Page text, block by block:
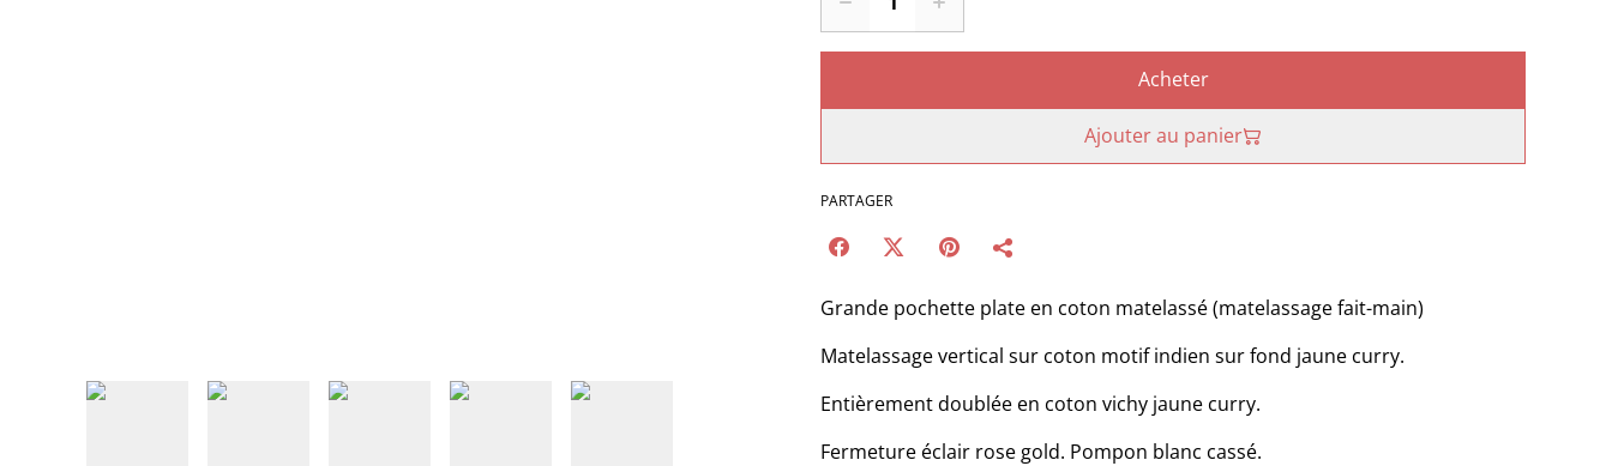
Acheter
Ajouter au panier
PARTAGER
Grande pochette plate en coton matelassé (matelassage fait-main)
Matelassage vertical sur coton motif indien sur fond jaune curry.
Entièrement doublée en coton vichy jaune curry.
Fermeture éclair rose gold. Pompon blanc cassé.